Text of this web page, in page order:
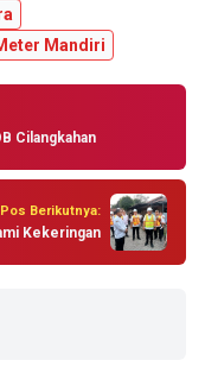
Mandiri
Cilangkahan
Pos Berikutnya:
Kekeringan